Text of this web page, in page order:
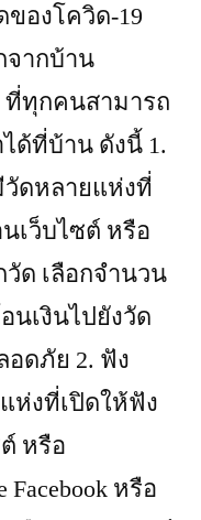
องโควิด-19
จากบ้าน
ที่ทุกคนสามารถ
ด้ที่บ้าน ดังนี้ 1.
ดหลายแห่งที่
เว็บไซต์ หรือ
ด เลือกจำนวน
นเงินไปยังวัด
อดภัย 2. ฟัง
ห่งที่เปิดให้ฟัง
หรือ
หรือ